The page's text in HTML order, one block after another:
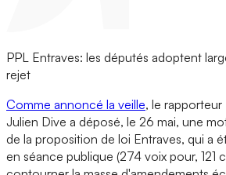
PPL Entraves: les députés adoptent
rejet
Comme annoncé la veille, le rapporteur
Julien Dive a déposé, le 26 mai, une
de la proposition de loi Entraves, qui a
en séance publique (274 voix pour, 121